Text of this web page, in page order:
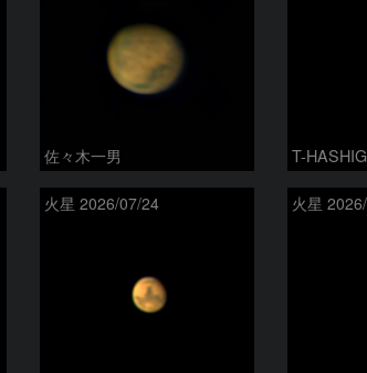
佐々木一男 T-
火星 2026/07/24 火星